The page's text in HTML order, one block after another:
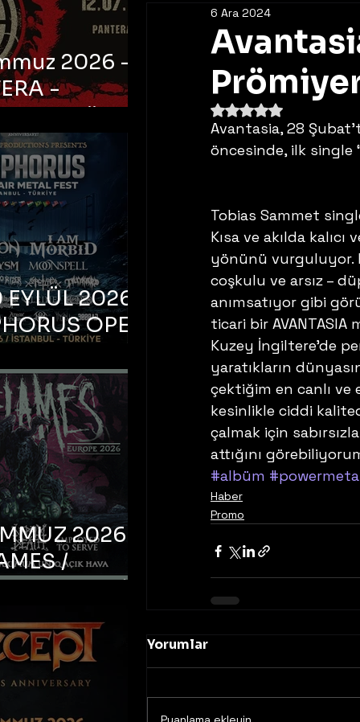
6 Ara 2024
5 üzerinden NaN yıldız
Avantasia, 28
öncesinde, ilk single
Tobias Sammet
Kısa ve akılda
yönünü vurguluyor.
coşkulu ve arsız –
anımsatıyor gibi
ticari bir
Kuzey İngiltere’de
yaratıkların
çektiğim en canlı
kesinlikle ciddi
çalmak için
attığını
#albüm
Haber
Promo
Yorumlar
2026 -
-
Ataköy
Arena
2026 –
OPEN
FEST
2026 –
/
DEATH /
– İstanbul,
Uniq